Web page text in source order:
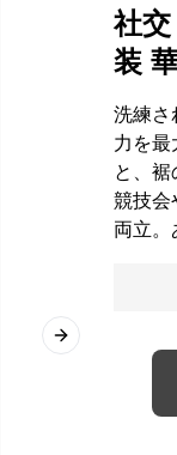
Next slide
社
装
洗練さ
力を最
と、裾
競技会
両立。